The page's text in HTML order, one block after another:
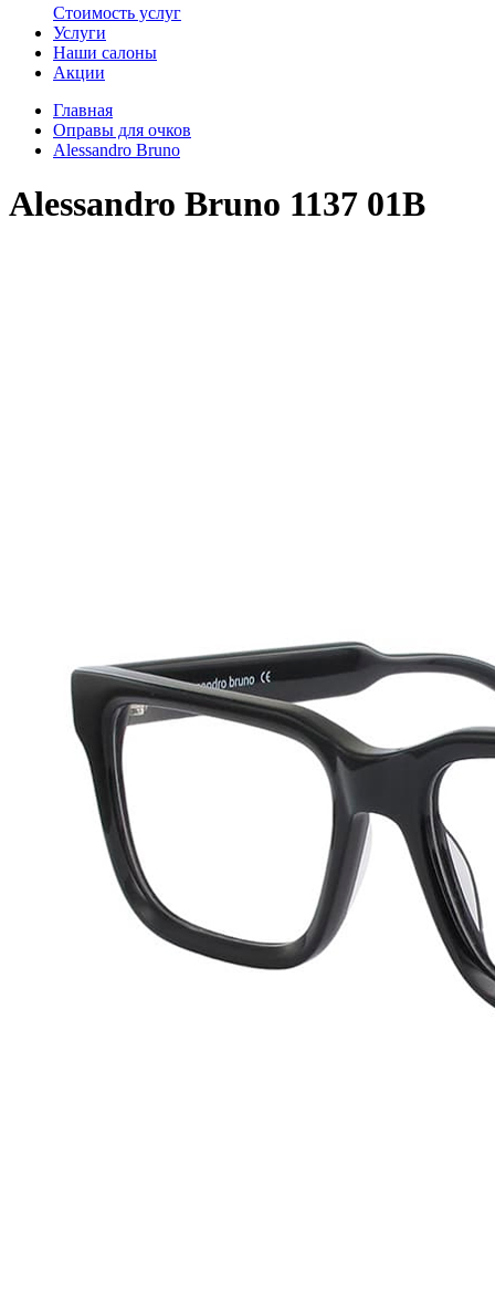
Стоимость услуг
Услуги
Наши салоны
Акции
Главная
Оправы для очков
Alessandro Bruno
Alessandro Bruno 1137 01B